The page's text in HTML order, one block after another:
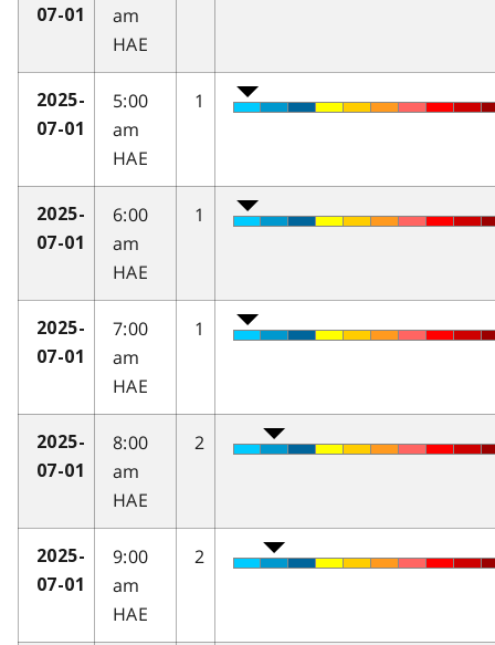
07-01
am
HAE
2025-
07-01
5:00
am
HAE
1
2025-
07-01
6:00
am
HAE
1
2025-
07-01
7:00
am
HAE
1
2025-
07-01
8:00
am
HAE
2
2025-
07-01
9:00
am
HAE
2